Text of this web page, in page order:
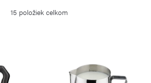
15 položiek celkom